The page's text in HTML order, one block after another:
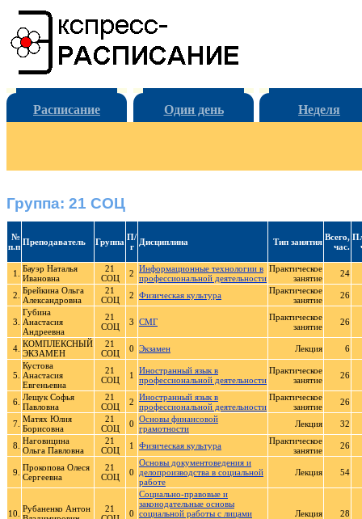
Расписание Один день Неделя
Группа: 21 СОЦ
№
п.п Преподаватель Группа П/
г
Дисциплина Тип занятия Всего,
час.
1.
Бауэр Наталья
Ивановна
21
СОЦ
2 Информационные технологии в
профессиональной деятельности
Практическое
занятие
24
2. Брейкина Ольга
Александровна
21
СОЦ
2 Физическая культура
Практическое
занятие
26
3.
Губина
Анастасия
Андреевна
21
СОЦ
3 СМГ
Практическое
занятие
26
4. КОМПЛЕКСНЫЙ
ЭКЗАМЕН
21
СОЦ
0 Экзамен Лекция 6
5.
Кустова
Анастасия
Евгеньевна
21
СОЦ
1
Иностранный язык в
профессиональной деятельности
Практическое
занятие
26
6. Лещук Софья
Павловна
21
СОЦ
2 Иностранный язык в
профессиональной деятельности
Практическое
занятие
26
7. Матях Юлия
Борисовна
21
СОЦ
0 Основы финансовой
грамотности
Лекция 32
8. Наговицина
Ольга Павловна
21
СОЦ
1 Физическая культура
Практическое
занятие
26
9. Прокопова Олеся
Сергеевна
21
СОЦ
0
Основы документоведения и
делопроизводства в социальной
работе
Лекция 54
10. Рубаненко Антон
21
0
Социально-правовые и
законодательные основы
социальной работы с лицами
Лекция 28